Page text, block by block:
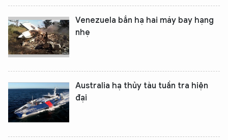
Venezuela bắn hạ hai máy bay hạng
nhẹ
Australia hạ thủy tàu tuần tra hiện
đại